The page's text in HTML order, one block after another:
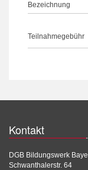
Bezeichnung
Teilnahmegebühr
Kontakt
DGB Bildungswerk
Schwanthalerstr. 64